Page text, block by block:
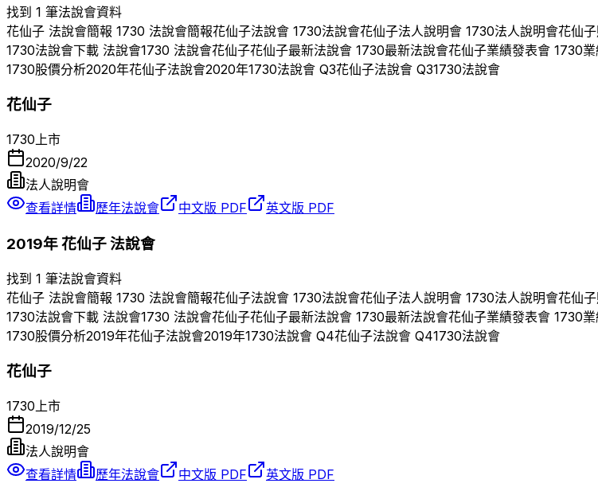
找到 1 筆法說會資料
花仙子 法說會簡報 1730 法說會簡報花仙子法說會 1730法說會花仙子法人說明會 1730法人說明會花仙子
1730法說會下載 法說會1730 法說會花仙子花仙子最新法說會 1730最新法說會花仙子業績發表會 1730
1730股價分析2020年花仙子法說會2020年1730法說會 Q3花仙子法說會 Q31730法說會
花仙子
1730上市
2020/9/22
法人說明會
查看詳情
歷年法說會 中文版 PDF 英文版 PDF
2019年花仙子法說會
找到 1 筆法說會資料
花仙子 法說會簡報 1730 法說會簡報花仙子法說會 1730法說會花仙子法人說明會 1730法人說明會花仙子
1730法說會下載 法說會1730 法說會花仙子花仙子最新法說會 1730最新法說會花仙子業績發表會 1730
1730股價分析2019年花仙子法說會2019年1730法說會 Q4花仙子法說會 Q41730法說會
花仙子
1730上市
2019/12/25
法人說明會
查看詳情
歷年法說會 中文版 PDF 英文版 PDF